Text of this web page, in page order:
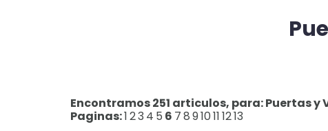
Encontramos 251 articulos, para: Puertas y
Paginas:123 4 5 6 78910111213